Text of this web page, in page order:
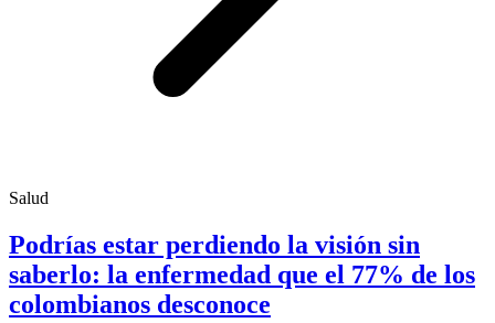
Salud
Podrías estar perdiendo la visión sin
saberlo: la enfermedad que el 77% de los
colombianos desconoce